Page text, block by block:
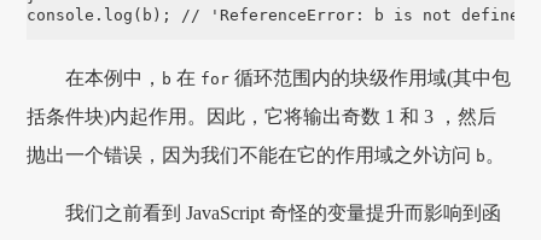
console . log (b); // 'ReferenceError: b is not defined'
在本例中， b 在 for 循环范围内的块级作用域(其中包
括条件块)内起作用。因此，它将输出奇数 1 和 3 ，然后
抛出一个错误，因为我们不能在它的作用域之外访问 b 。
我们之前看到 JavaScript 奇怪的变量提升而影响到函